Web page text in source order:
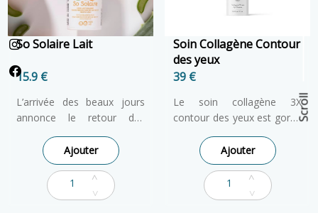
Scroll
bienfaisante à votre peau.
So Solaire Lait
15.9 €
L’arrivée des beaux jours
annonce le retour des
sorties en plein air et des
expositions prolongées au
soleil pour toute la famille.
Spécialement formulé
protéger efficacement
Ajouter
Soin Collagène Contour
des yeux
39 €
Le soin collagène 3X
contour des yeux est gorgé
d’actifs spécifiques présents
en concentration élevée, Le
contour de l’œil est repulpé,
lissé et hydraté pour un
effet immédiat. Sa texture
Ajouter